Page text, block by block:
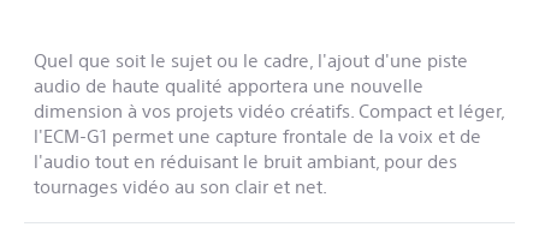
Quel que soit le sujet ou le cadre, l'ajout d'une piste
audio de haute qualité apportera une nouvelle
dimension à vos projets vidéo créatifs. Compact et léger,
l'ECM-G1 permet une capture frontale de la voix et de
l'audio tout en réduisant le bruit ambiant, pour des
tournages vidéo au son clair et net.